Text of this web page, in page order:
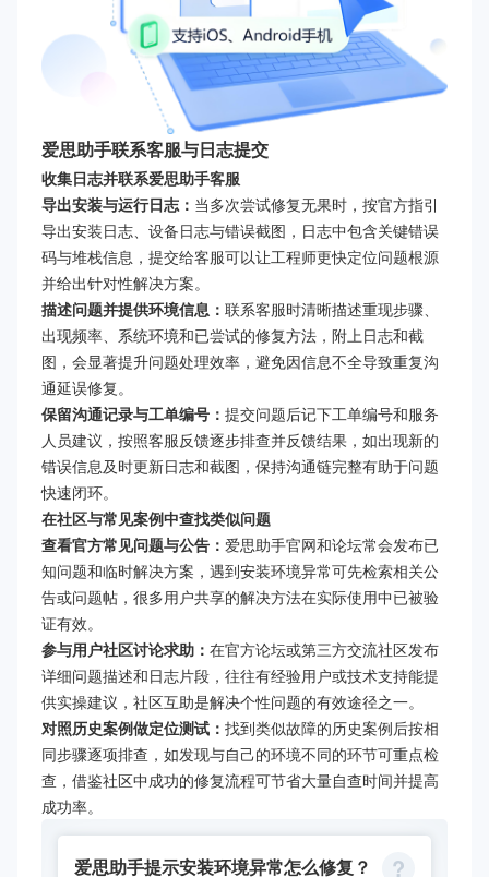
爱思助手联系客服与日志提交
收集日志并联系爱思助手客服
导出安装与运行日志： 当多次尝试修复无果时，按官方指引
导出安装日志、设备日志与错误截图，日志中包含关键错误
码与堆栈信息，提交给客服可以让工程师更快定位问题根源
并给出针对性解决方案。
描述问题并提供环境信息： 联系客服时清晰描述重现步骤、
出现频率、系统环境和已尝试的修复方法，附上日志和截
图，会显著提升问题处理效率，避免因信息不全导致重复沟
通延误修复。
保留沟通记录与工单编号： 提交问题后记下工单编号和服务
人员建议，按照客服反馈逐步排查并反馈结果，如出现新的
错误信息及时更新日志和截图，保持沟通链完整有助于问题
快速闭环。
在社区与常见案例中查找类似问题
查看官方常见问题与公告： 爱思助手官网和论坛常会发布已
知问题和临时解决方案，遇到安装环境异常可先检索相关公
告或问题帖，很多用户共享的解决方法在实际使用中已被验
证有效。
参与用户社区讨论求助： 在官方论坛或第三方交流社区发布
详细问题描述和日志片段，往往有经验用户或技术支持能提
供实操建议，社区互助是解决个性问题的有效途径之一。
对照历史案例做定位测试： 找到类似故障的历史案例后按相
同步骤逐项排查，如发现与自己的环境不同的环节可重点检
查，借鉴社区中成功的修复流程可节省大量自查时间并提高
成功率。
爱思助手提示安装环境异常怎么修复？